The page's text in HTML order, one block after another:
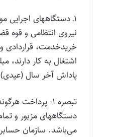
نیروی انتظامی و قوه
خریدخدمت،
پاداش آخر سال
تبصره ۱-
دستگاههای مزبور و
می‌باشد. سازمان